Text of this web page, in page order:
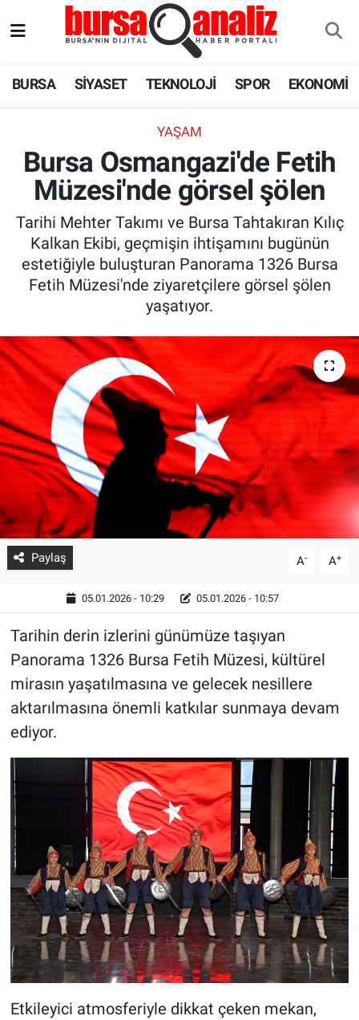
BURSA SİYASET TEKNOLOJİ SPOR EKONOMİ
YAŞAM
Bursa Osmangazi'de Fetih
Müzesi'nde görsel şölen
Tarihi Mehter Takımı ve Bursa Tahtakıran Kılıç
Kalkan Ekibi, geçmişin ihtişamını bugünün
estetiğiyle buluşturan Panorama 1326 Bursa
Fetih Müzesi'nde ziyaretçilere görsel şölen
yaşatıyor.
Paylaş A- A+
05.01.2026 - 10:29 05.01.2026 - 10:57
Tarihin derin izlerini günümüze taşıyan
Panorama 1326 Bursa Fetih Müzesi, kültürel
mirasın yaşatılmasına ve gelecek nesillere
aktarılmasına önemli katkılar sunmaya devam
ediyor.
Etkileyici atmosferiyle dikkat çeken mekan,
SPOR
EKONOMİ
SAĞLIK
BLOG
Süper Lig Puan Durumu ve Fikstür
Tüm Manşetler
Son Dakika Haberleri